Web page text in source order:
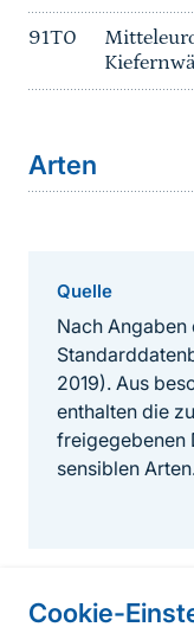
Cookie-
91T0
Arten
Quelle
Nach
2019). Aus
enthalten die
freigegebenen
sensiblen